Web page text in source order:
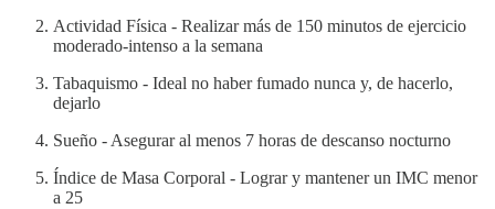
Actividad Física - Realizar más de 150 minutos de ejercicio
moderado-intenso a la semana
Tabaquismo - Ideal no haber fumado nunca y, de hacerlo,
dejarlo
Sueño - Asegurar al menos 7 horas de descanso nocturno
Índice de Masa Corporal - Lograr y mantener un IMC menor
a 25